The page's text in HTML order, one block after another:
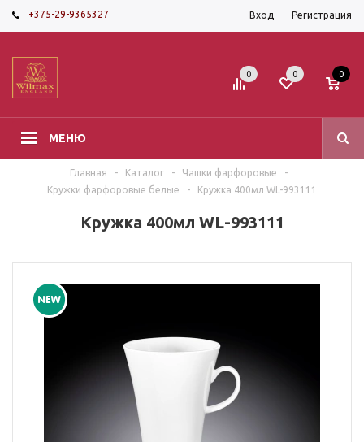
+375-29-9365327 Вход Регистрация
МЕНЮ
0 0 0
Главная - Каталог - Чашки фарфоровые
-
Кружки фарфоровые белые
- Кружка 400мл WL-993111
Кружка 400мл WL-993111